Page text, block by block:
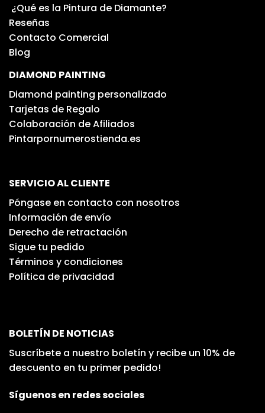
¿Qué es la Pintura de Diamante?
Reseñas
Contacto Comercial
Blog
DIAMOND PAINTING
Diamond painting personalizado
Tarjetas de Regalo
Colaboración de Afiliados
Pintarpornumerostienda.es
SERVICIO AL CLIENTE
Póngase en contacto con nosotros
Información de envío
Derecho de retractación
Sigue tu pedido
Términos y condiciones
Política de privacidad
BOLETÍN DE NOTICIAS
Suscríbete a nuestro boletín y recibe un 10% de
descuento en tu primer pedido!
Síguenos en redes sociales